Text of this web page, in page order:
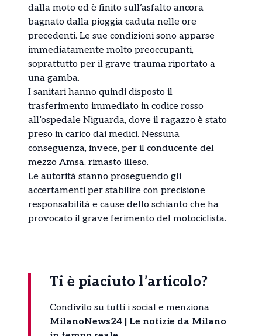
dalla moto ed è finito sull’asfalto ancora
bagnato dalla pioggia caduta nelle ore
precedenti. Le sue condizioni sono apparse
immediatamente molto preoccupanti,
soprattutto per il grave trauma riportato a
una gamba.
I sanitari hanno quindi disposto il
trasferimento immediato in codice rosso
all’ospedale Niguarda, dove il ragazzo è stato
preso in carico dai medici. Nessuna
conseguenza, invece, per il conducente del
mezzo Amsa, rimasto illeso.
Le autorità stanno proseguendo gli
accertamenti per stabilire con precisione
responsabilità e cause dello schianto che ha
provocato il grave ferimento del motociclista.
Ti è piaciuto l’articolo?
Condivilo su tutti i social e menziona
MilanoNews24 | Le notizie da Milano